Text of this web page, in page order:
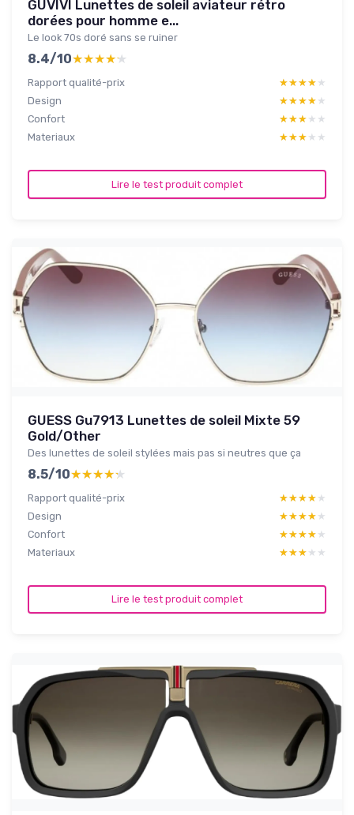
GUVIVI Lunettes de soleil aviateur rétro
dorées pour homme e...
Le look 70s doré sans se ruiner
8.4/10★★★★★
★★★★★
Rapport qualité-prix ★★★★★
★★★★★
Design
★★★★★
★★★★★
Confort
★★★★★
★★★★★
Materiaux
★★★★★
★★★★★
Lire le test produit complet
GUESS Gu7913 Lunettes de soleil Mixte 59
Gold/Other
Des lunettes de soleil stylées mais pas si neutres que ça
8.5/10★★★★★
★★★★★
Rapport qualité-prix ★★★★★
★★★★★
Design
★★★★★
★★★★★
Confort
★★★★★
★★★★★
Materiaux
★★★★★
★★★★★
Lire le test produit complet